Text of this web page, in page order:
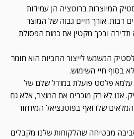
המיוצרות ברוטציה הן עמידות
רבות. אורך חיים גבוה של המוצר
ובכך מקטין את כמות הפסולת
המשמש לייצור החביות הוא חומר
בסוף חיי השימוש.
ומיחזור: עלמא פלסט פועלת במודל שלם של
אנו לא רק מוכרים את המוצר, אלא גם
שלו ואף בפוטנציאל המיחזור
מבטיחה שהלקוחות שלנו מקבלים